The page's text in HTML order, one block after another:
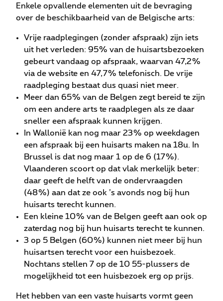
Enkele opvallende elementen uit de bevraging
over de beschikbaarheid van de Belgische arts:
Vrije raadplegingen (zonder afspraak) zijn iets
uit het verleden: 95% van de huisartsbezoeken
gebeurt vandaag op afspraak, waarvan 47,2%
via de website en 47,7% telefonisch. De vrije
raadpleging bestaat dus quasi niet meer.
Meer dan 65% van de Belgen zegt bereid te zijn
om een andere arts te raadplegen als ze daar
sneller een afspraak kunnen krijgen.
In Wallonië kan nog maar 23% op weekdagen
een afspraak bij een huisarts maken na 18u. In
Brussel is dat nog maar 1 op de 6 (17%).
Vlaanderen scoort op dat vlak merkelijk beter:
daar geeft de helft van de ondervraagden
(48%) aan dat ze ook ’s avonds nog bij hun
huisarts terecht kunnen.
Een kleine 10% van de Belgen geeft aan ook op
zaterdag nog bij hun huisarts terecht te kunnen.
3 op 5 Belgen (60%) kunnen niet meer bij hun
huisartsen terecht voor een huisbezoek.
Nochtans stellen 7 op de 10 55-plussers de
mogelijkheid tot een huisbezoek erg op prijs.
Het hebben van een vaste huisarts vormt geen